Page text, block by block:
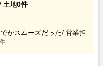
/ 土地0件
がスムーズだった/ 営業担